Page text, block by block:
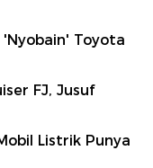
Toyota
FJ, Jusuf
Listrik Punya